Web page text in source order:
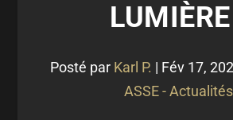
Posté par Karl P. | Fév 17,
ASSE - Actualités